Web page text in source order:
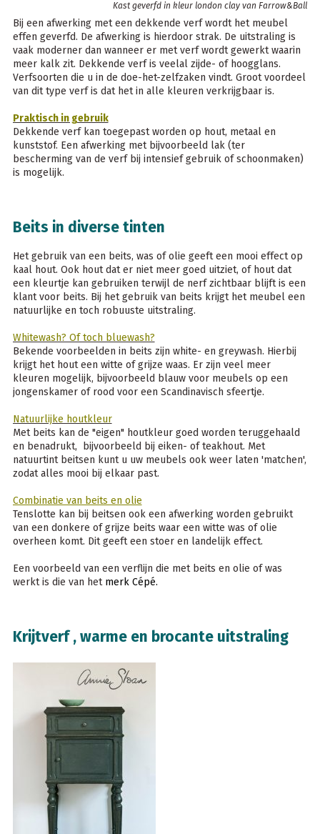
Kast geverfd in kleur london clay van Farrow&Ball
Bij een afwerking met een dekkende verf wordt het meubel
effen geverfd. De afwerking is hierdoor strak. De uitstraling is
vaak moderner dan wanneer er met verf wordt gewerkt waarin
meer kalk zit. Dekkende verf is veelal zijde- of hoogglans.
Verfsoorten die u in de doe-het-zelfzaken vindt. Groot voordeel
van dit type verf is dat het in alle kleuren verkrijgbaar is.
Praktisch in gebruik
Dekkende verf kan toegepast worden op hout, metaal en
kunststof. Een afwerking met bijvoorbeeld lak (ter
bescherming van de verf bij intensief gebruik of schoonmaken)
is mogelijk.
Beits in diverse tinten
Het gebruik van een beits, was of olie geeft een mooi effect op
kaal hout. Ook hout dat er niet meer goed uitziet, of hout dat
een kleurtje kan gebruiken terwijl de nerf zichtbaar blijft is een
klant voor beits. Bij het gebruik van beits krijgt het meubel een
natuurlijke en toch robuuste uitstraling.
Whitewash? Of toch bluewash?
Bekende voorbeelden in beits zijn white- en greywash. Hierbij
krijgt het hout een witte of grijze waas. Er zijn veel meer
kleuren mogelijk, bijvoorbeeld blauw voor meubels op een
jongenskamer of rood voor een Scandinavisch sfeertje.
Natuurlijke houtkleur
Met beits kan de "eigen" houtkleur goed worden teruggehaald
en benadrukt, bijvoorbeeld bij eiken- of teakhout. Met
natuurtint beitsen kunt u uw meubels ook weer laten 'matchen',
zodat alles mooi bij elkaar past.
Combinatie van beits en olie
Tenslotte kan bij beitsen ook een afwerking worden gebruikt
van een donkere of grijze beits waar een witte was of olie
overheen komt. Dit geeft een stoer en landelijk effect.
Een voorbeeld van een verflijn die met beits en olie of was
werkt is die van hetmerk Cépé.
Krijtverf , warme en brocante uitstraling